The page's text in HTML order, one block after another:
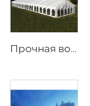
Прочная водонепроницаемая уличная палатка размером 25 м × 40 м | Устойчивая к ветру алюминиевая каркасная конструкция для размещения на масштабных фестивальных мероприятиях